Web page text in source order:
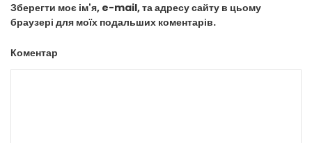
Зберегти моє ім'я, e-mail, та адресу сайту в цьому
браузері для моїх подальших коментарів.
Коментар